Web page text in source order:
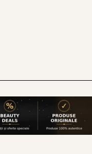
sau ai deja o
tot ce ai
seruri,
avansată.